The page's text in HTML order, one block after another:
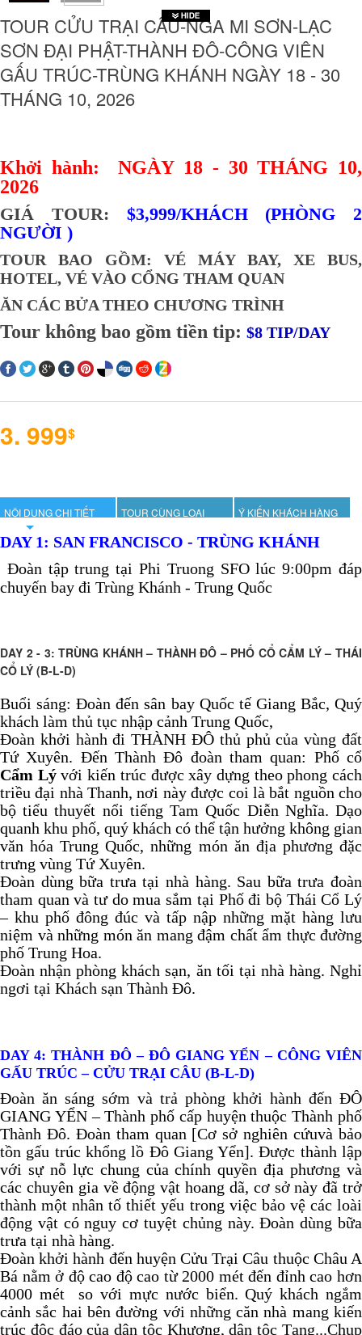
TOUR CỬU TRẠI CÂU-NGA MI SƠN-LẠC
SƠN ĐẠI PHẬT-THÀNH ĐÔ-CÔNG VIÊN
GẤU TRÚC-TRÙNG KHÁNH NGÀY 18 - 30
THÁNG 10, 2026
Khởi hành: NGÀY 18 - 30 THÁNG 10,
2026
GIÁ TOUR: $3,999/KHÁCH (PHÒNG 2
NGƯỜI )
TOUR BAO GỒM: VÉ MÁY BAY, XE BUS,
HOTEL, VÉ VÀO CỔNG THAM QUAN
ĂN CÁC BỬA THEO CHƯƠNG TRÌNH
Tour không bao gồm tiền tip: $8 TIP/DAY
3. 999$
NỘI DUNG CHI TIẾT TOUR CÙNG LOẠI Ý KIẾN KHÁCH HÀNG
DAY 1: SAN FRANCISCO - TRÙNG KHÁNH
Đoàn tập trung tại Phi Truong SFO lúc 9:00pm đáp
chuyến bay đi Trùng Khánh - Trung Quốc
DAY 2 - 3: TRÙNG KHÁNH – THÀNH ĐÔ – PHỐ CỔ CẨM LÝ – THÁI
CỔ LÝ (B-L-D)
Buổi sáng: Đoàn đến sân bay Quốc tế Giang Bắc, Quý
khách làm thủ tục nhập cảnh Trung Quốc,
Đoàn khởi hành đi THÀNH ĐÔ thủ phủ của vùng đất
Tứ Xuyên. Đến Thành Đô đoàn tham quan: Phố cổ
Cẩm Lývới kiến trúc được xây dựng theo phong cách
triều đại nhà Thanh, nơi này được coi là bắt nguồn cho
bộ tiểu thuyết nổi tiếng Tam Quốc Diễn Nghĩa. Dạo
quanh khu phố, quý khách có thể tận hưởng không gian
văn hóa Trung Quốc, những món ăn địa phương đặc
trưng vùng Tứ Xuyên.
Đoàn dùng bữa trưa tại nhà hàng. Sau bữa trưa đoàn
tham quan và tư do mua sắm tại Phố đi bộ Thái Cổ Lý
– khu phố đông đúc và tấp nập những mặt hàng lưu
niệm và những món ăn mang đậm chất ẩm thực đường
phố Trung Hoa.
Đoàn nhận phòng khách sạn, ăn tối tại nhà hàng. Nghỉ
ngơi tại Khách sạn Thành Đô.
DAY 4: THÀNH ĐÔ – ĐÔ GIANG YỂN – CÔNG VIÊN
GẤU TRÚC – CỬU TRẠI CÂU (B-L-D)
Đoàn ăn sáng sớm và trả phòng khởi hành đến ĐÔ
GIANG YỂN – Thành phố cấp huyện thuộc Thành phố
Thành Đô. Đoàn tham quan [Cơ sở nghiên cứuvà bảo
tồn gấu trúc khổng lồ Đô Giang Yển]. Được thành lập
với sự nỗ lực chung của chính quyền địa phương và
các chuyên gia về động vật hoang dã, cơ sở này đã trở
thành một nhân tố thiết yếu trong việc bảo vệ các loài
động vật có nguy cơ tuyệt chủng này. Đoàn dùng bữa
trưa tại nhà hàng.
Đoàn khởi hành đến huyện Cửu Trại Câu thuộc Châu A
Bá nằm ở độ cao độ cao từ 2000 mét đến đỉnh cao hơn
4000 mét so với mực nước biển. Quý khách ngắm
cảnh sắc hai bên đường với những căn nhà mang kiến
trúc độc đáo của dân tộc Khương, dân tộc Tạng...Chụp